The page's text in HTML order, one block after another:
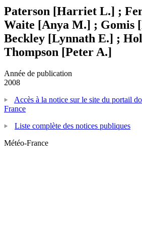
Paterson [Harriet L.] ;
Waite [Anya M.] ; Gomis
Beckley [Lynnath E.] ;
Thompson [Peter A.]
Année de publication
2008
Accès à la notice sur le site du portail
France
Liste complète des notices publiques
Météo-France